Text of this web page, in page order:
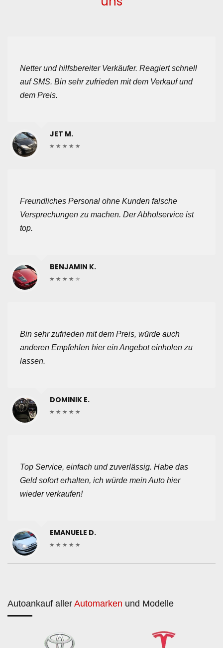
Netter und hilfsbereiter Verkäufer. Reagiert schnell
auf SMS. Bin sehr zufrieden mit dem Verkauf und
dem Preis.
JET M.
Freundliches Personal ohne Kunden falsche
Versprechungen zu machen. Der Abholservice ist
top.
BENJAMIN K.
Bin sehr zufrieden mit dem Preis, würde auch
anderen Empfehlen hier ein Angebot einholen zu
lassen.
DOMINIK E.
Top Service, einfach und zuverlässig. Habe das
Geld sofort erhalten, ich würde mein Auto hier
wieder verkaufen!
EMANUELE D.
Autoankauf aller Automarken und Modelle